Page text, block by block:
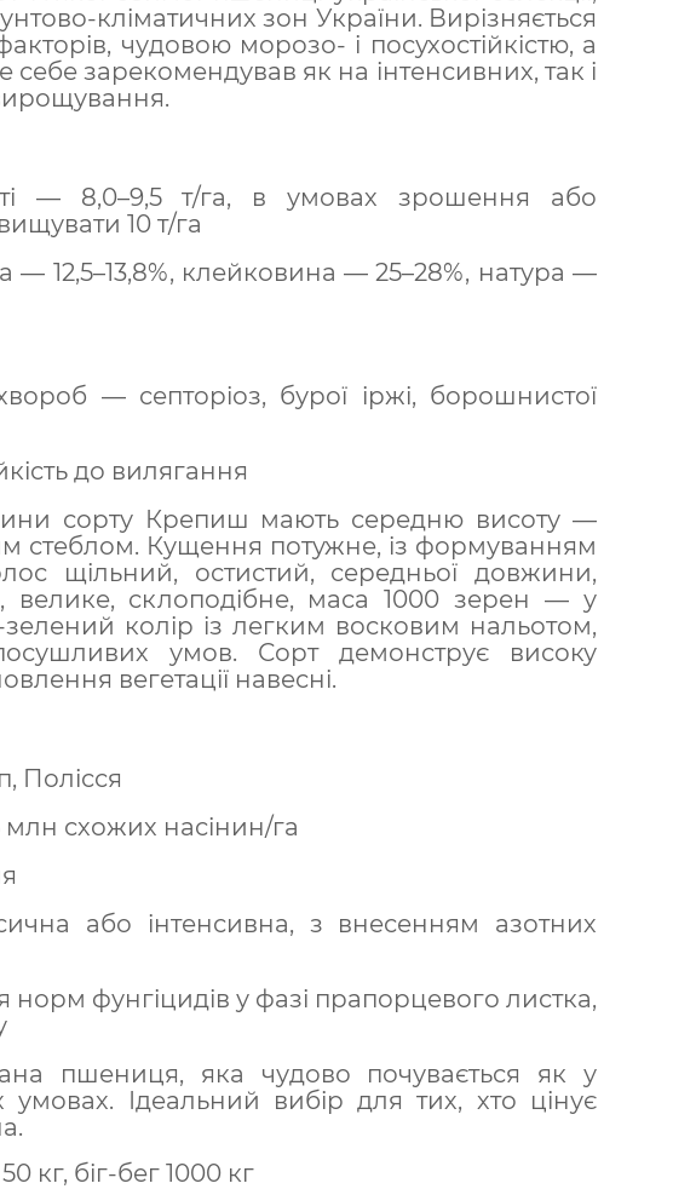
кліматичних зон України. Вирізняється
чудовою морозо- і посухостійкістю, а
зарекомендував як на інтенсивних, так і
— 8,0–9,5 т/га, в умовах зрошення або
10 т/га
— 12,5–13,8%, клейковина — 25–28%, натура —
— септоріоз, бурої іржі, борошнистої
до вилягання
сорту Крепиш мають середню висоту —
стеблом. Кущення потужне, із формуванням
щільний, остистий, середньої довжини,
склоподібне, маса 1000 зерен — у
колір із легким восковим нальотом,
умов. Сорт демонструє високу
вегетації навесні.
Полісся
схожих насінин/га
або інтенсивна, з внесенням азотних
фунгіцидів у фазі прапорцевого листка,
пшениця, яка чудово почувається як у
Ідеальний вибір для тих, хто цінує
кг, біг-бег 1000 кг